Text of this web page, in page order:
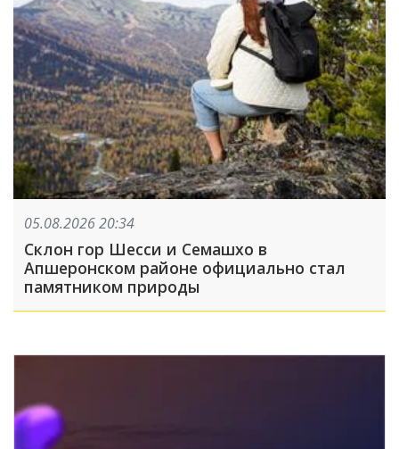
05.08.2026 20:34
Склон гор Шесси и Семашхо в
Апшеронском районе официально стал
памятником природы